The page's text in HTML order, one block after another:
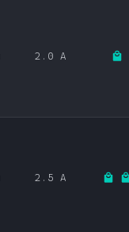
2.0 А
2.5 А